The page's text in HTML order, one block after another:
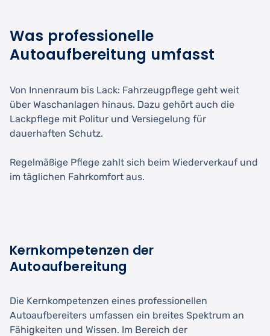
Was professionelle
Autoaufbereitung umfasst
Von Innenraum bis Lack: Fahrzeugpflege geht weit
über Waschanlagen hinaus. Dazu gehört auch die
Lackpflege mit Politur und Versiegelung für
dauerhaften Schutz.
Regelmäßige Pflege zahlt sich beim Wiederverkauf und
im täglichen Fahrkomfort aus.
Kernkompetenzen der
Autoaufbereitung
Die Kernkompetenzen eines professionellen
Autoaufbereiters umfassen ein breites Spektrum an
Fähigkeiten und Wissen. Im Bereich der